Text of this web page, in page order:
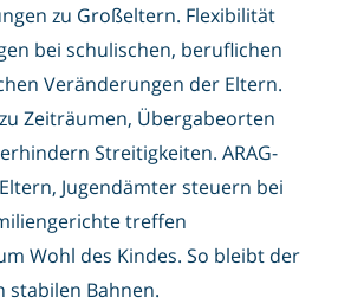
zu Großeltern. Flexibilität
bei schulischen, beruflichen
Veränderungen der Eltern.
Zeiträumen, Übergabeorten
Streitigkeiten. ARAG-
Jugendämter steuern bei
treffen
Wohl des Kindes. So bleibt der
stabilen Bahnen.